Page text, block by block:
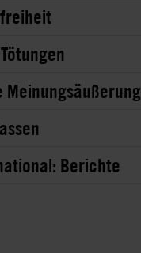
Berichte